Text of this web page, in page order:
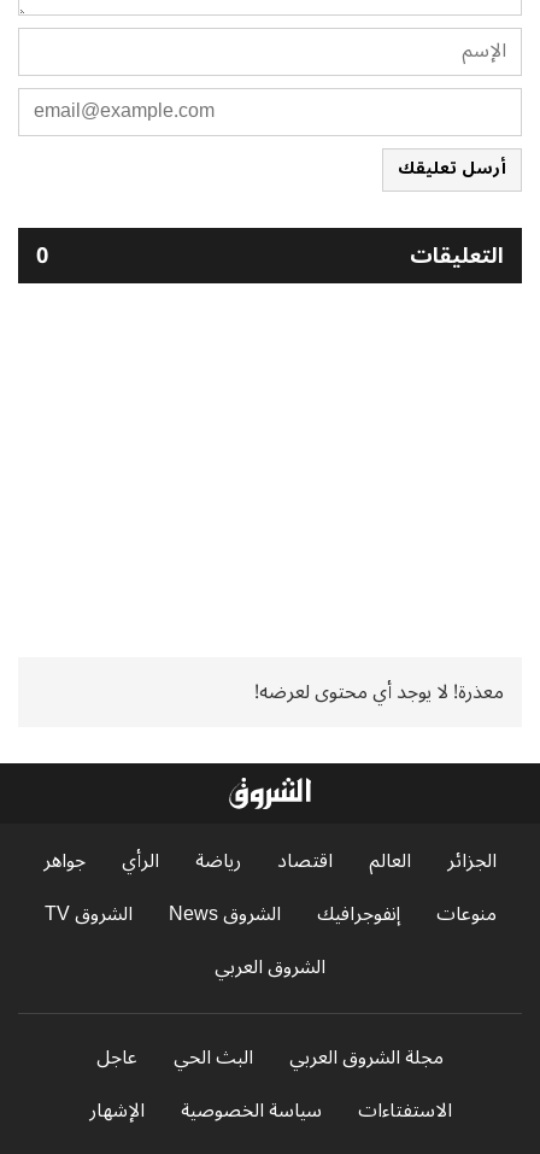
أرسل تعليقك
التعليقات 0
معذرة! لا يوجد أي محتوى لعرضه!
الجزائر العالم اقتصاد رياضة الرأي
جواهر
منوعات
إنفوجرافيك الشروق News
الشروق TV
الشروق العربي
مجلة الشروق العربي البث الحي
عاجل
الاستفتاءات
سياسة الخصوصية الإشهار